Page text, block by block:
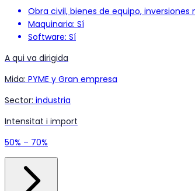
Obra civil, bienes de equipo,
Maquinaria: Sí
Software: Sí
A qui va dirigida
Mida: PYME y Gran empresa
Sector: industria
Intensitat i import
50% – 70%